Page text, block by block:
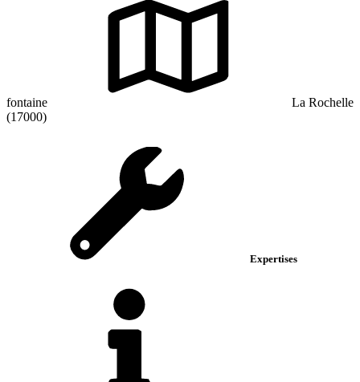
fontaine
La Rochelle
(17000)
Expertises